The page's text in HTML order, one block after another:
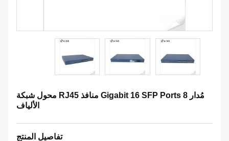
مُدار Gigabit 16 SFP Ports 8 منافذ RJ45 محول شبكة
الألياف
تفاصيل المنتج